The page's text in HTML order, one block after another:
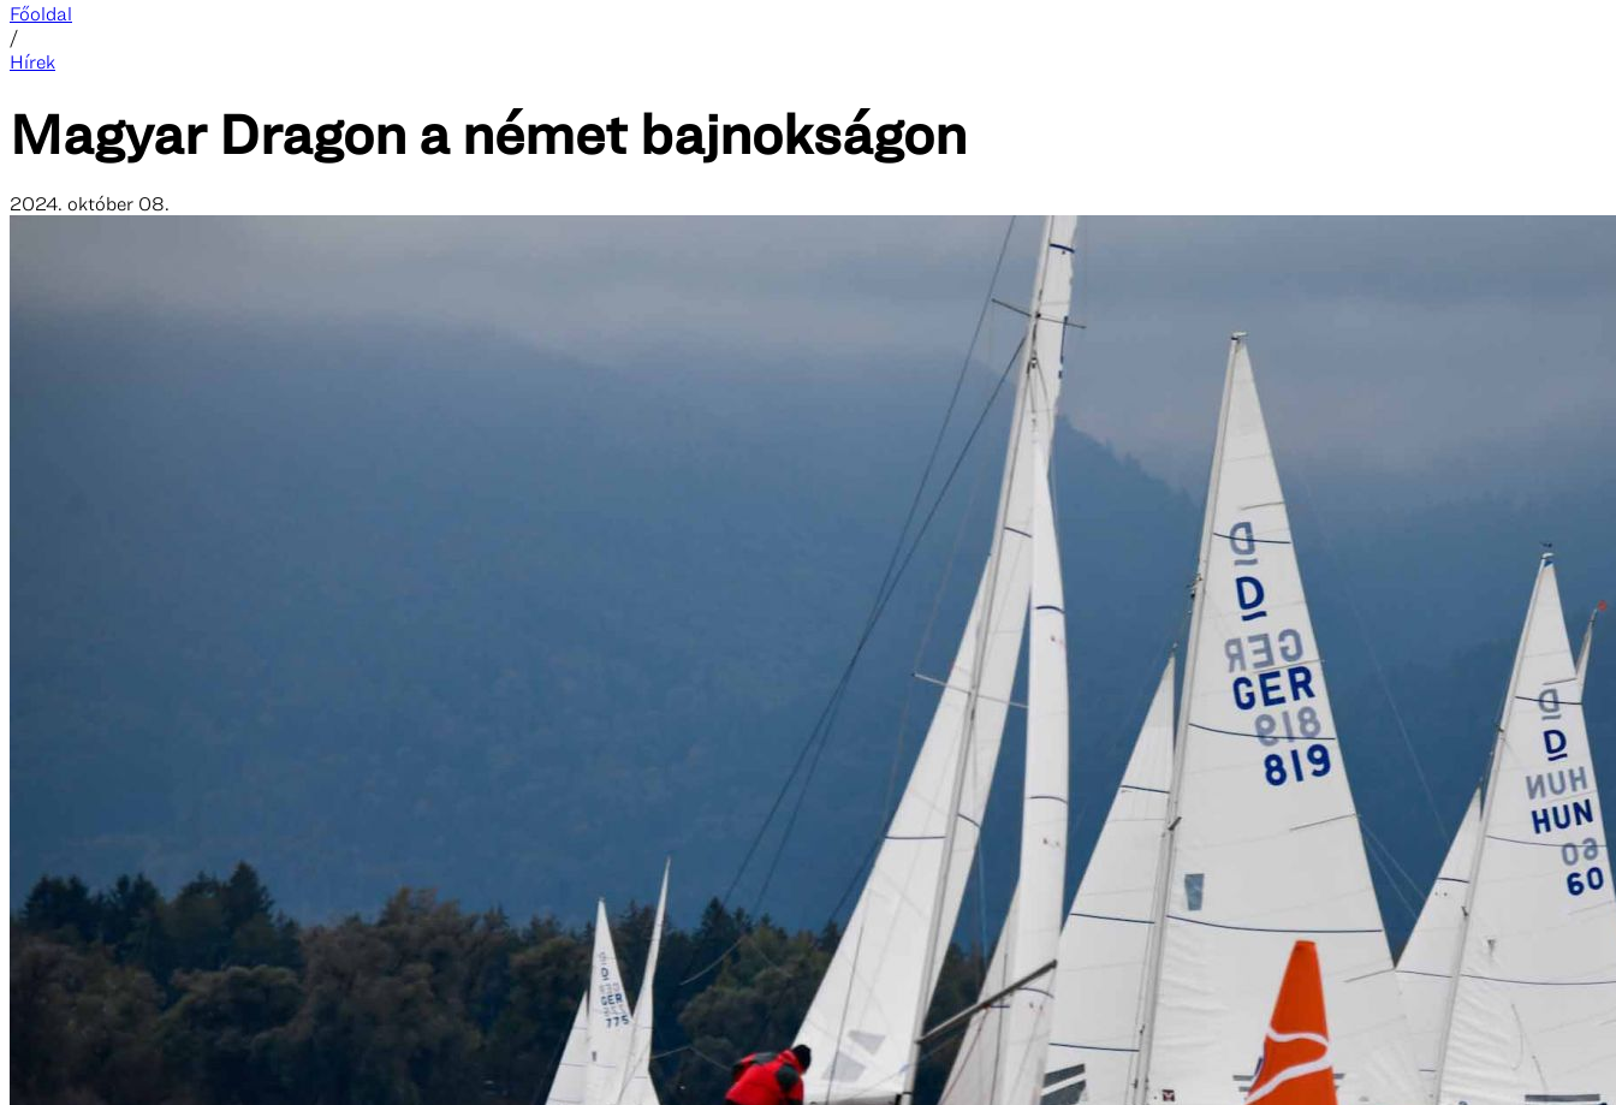
Főoldal
/
Hírek
Magyar Dragon a német bajnokságon
2024. október 08.